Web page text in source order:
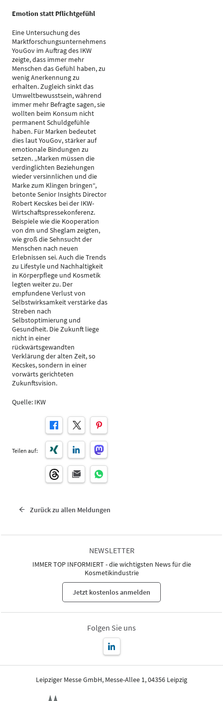
Emotion statt Pflichtgefühl
Eine Untersuchung des
Marktforschungsunternehmens
YouGov im Auftrag des IKW
zeigte, dass immer mehr
Menschen das Gefühl haben, zu
wenig Anerkennung zu
erhalten. Zugleich sinkt das
Umweltbewusstsein, während
immer mehr Befragte sagen, sie
wollten beim Konsum nicht
permanent Schuldgefühle
haben. Für Marken bedeutet
dies laut YouGov, stärker auf
emotionale Bindungen zu
setzen. „Marken müssen die
verdinglichten Beziehungen
wieder versinnlichen und die
Marke zum Klingen bringen“,
betonte Senior Insights Director
Robert Kecskes bei der IKW-
Wirtschaftspressekonferenz.
Beispiele wie die Kooperation
von dm und Sheglam zeigten,
wie groß die Sehnsucht der
Menschen nach neuen
Erlebnissen sei. Auch die Trends
zu Lifestyle und Nachhaltigkeit
in Körperpflege und Kosmetik
legten weiter zu. Der
empfundene Verlust von
Selbstwirksamkeit verstärke das
Streben nach
Selbstoptimierung und
Gesundheit. Die Zukunft liege
nicht in einer
rückwärtsgewandten
Verklärung der alten Zeit, so
Kecskes, sondern in einer
vorwärts gerichteten
Zukunftsvision.
Quelle: IKW
Teilen auf:
Zurück zu allen Meldungen
NEWSLETTER
IMMER TOP INFORMIERT - die wichtigsten News für die
Kosmetikindustrie
Jetzt kostenlos anmelden
Folgen Sie uns
Leipziger Messe GmbH, Messe-Allee 1, 04356 Leipzig